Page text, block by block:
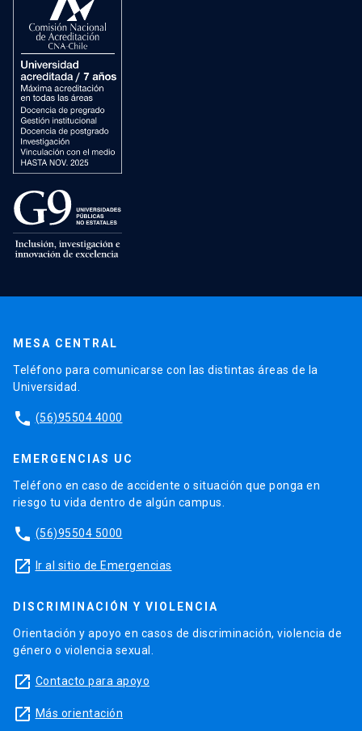
MESA CENTRAL
Teléfono para comunicarse con las distintas áreas de la
Universidad.
phone (56)95504 4000
EMERGENCIAS UC
Teléfono en caso de accidente o situación que ponga en
riesgo tu vida dentro de algún campus.
phone (56)95504 5000
launch Ir al sitio de Emergencias
DISCRIMINACIÓN Y VIOLENCIA
Orientación y apoyo en casos de discriminación, violencia de
género o violencia sexual.
launch Contacto para apoyo
launch Más orientación